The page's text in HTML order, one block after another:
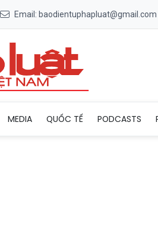
Email: baodientuphapluat@gmail.com
MEDIA QUỐC TẾ PODCASTS